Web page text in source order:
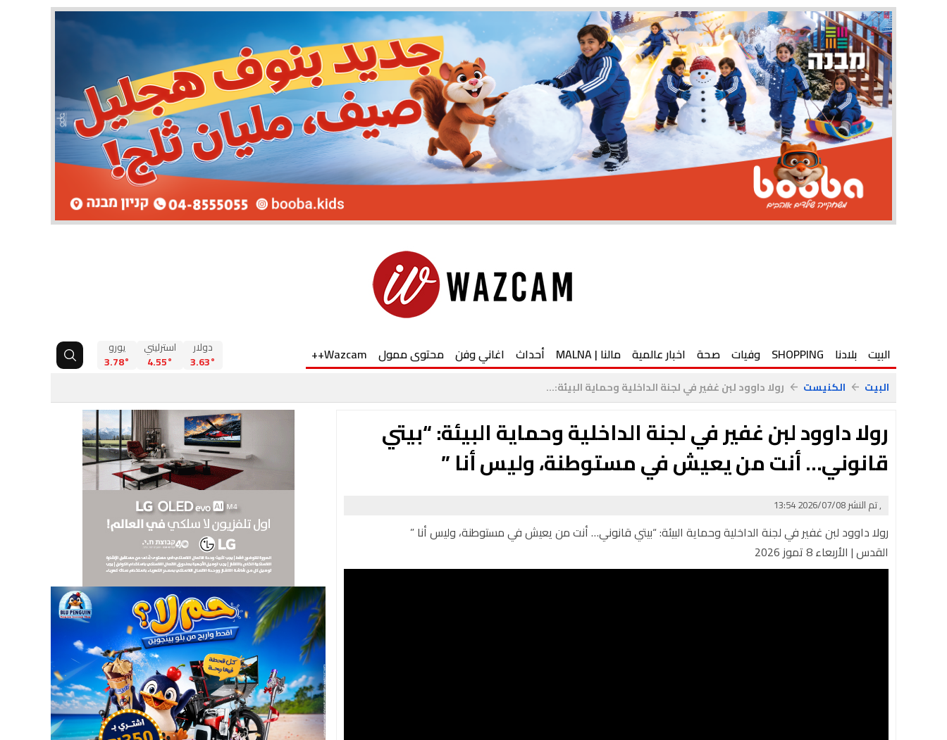
البيت بلادنا SHOPPING وفيات صحة اخبار عالمية مالنا | MALNA أحداث اغاني وفن محتوى ممول Wazcam++ دولار
3.63°
استرليني
4.55°
يورو
3.78°
البيت arrow_back الكنيست arrow_back رولا داوود لبن غفير في لجنة الداخلية وحماية البيئة:...
رولا داوود لبن غفير في لجنة الداخلية وحماية البيئة: “بيتي
قانوني… أنت من يعيش في مستوطنة، وليس أنا ”
, تم النشر 2026/07/08 13:54
رولا داوود لبن غفير في لجنة الداخلية وحماية البيئة: “بيتي قانوني… أنت من يعيش في مستوطنة، وليس أنا ”
القدس | الأربعاء 8 تموز 2026